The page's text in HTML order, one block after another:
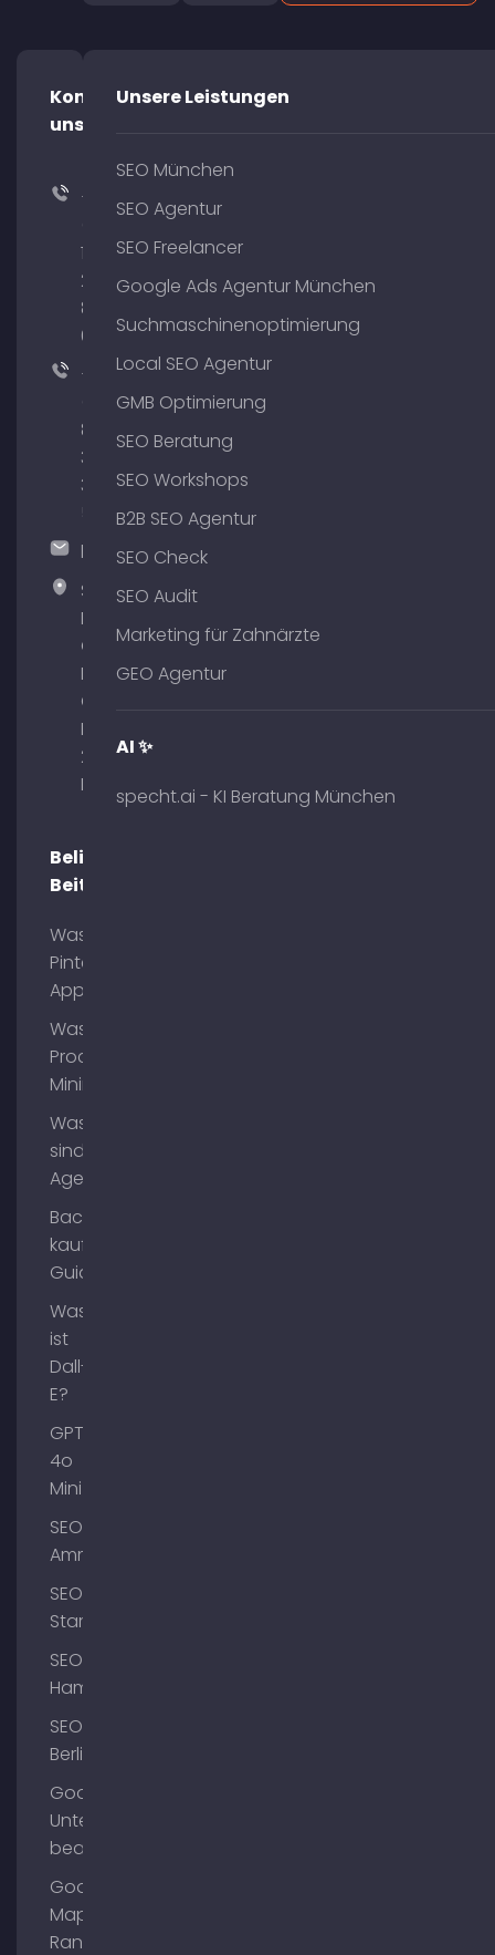
Kontaktiere
uns!
+49
176
204
801
64
+49
89
380
375
hallo@timospecht.de
Specht
Marketing
GmbH –
Palais am
Obelisk
Briennerstr.
29 80333
München
Beliebte
Beiträge
Was ist
Pinterest
App?
Was ist
Process
Mining?
Was
sind AI
Agents?
Backlinks
kaufen
Guide
Was
ist
Dall-
E?
GPT-
4o
Mini
SEO
Ammersee
SEO
Starnberg
SEO
Hamburg
SEO
Berlin
Google
Unternehmensprofil
bearbeiten
Google
Maps
Ranking
Unsere Leistungen
SEO München
SEO Agentur
SEO Freelancer
Google Ads Agentur München
Suchmaschinenoptimierung
Local SEO Agentur
GMB Optimierung
SEO Beratung
SEO Workshops
B2B SEO Agentur
SEO Check
SEO Audit
Marketing für Zahnärzte
GEO Agentur
AI ✨
specht.ai - KI Beratung München